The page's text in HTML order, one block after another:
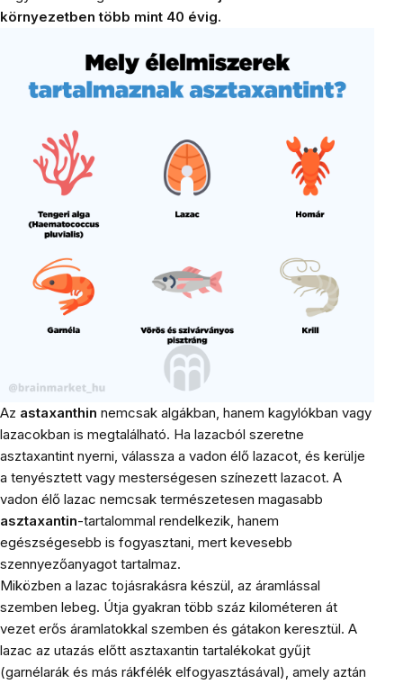
környezetben több mint 40 évig.
Az astaxanthin nemcsak algákban, hanem kagylókban vagy
lazacokban is megtalálható. Ha lazacból szeretne
asztaxantint nyerni, válassza a vadon élő lazacot, és kerülje
a tenyésztett vagy mesterségesen színezett lazacot. A
vadon élő lazac nemcsak természetesen magasabb
asztaxantin-tartalommal rendelkezik, hanem
egészségesebb is fogyasztani, mert kevesebb
szennyezőanyagot tartalmaz.
Miközben a lazac tojásrakásra készül, az áramlással
szemben lebeg. Útja gyakran több száz kilométeren át
vezet erős áramlatokkal szemben és gátakon keresztül. A
lazac az utazás előtt asztaxantin tartalékokat gyűjt
(garnélarák és más rákfélék elfogyasztásával), amely aztán